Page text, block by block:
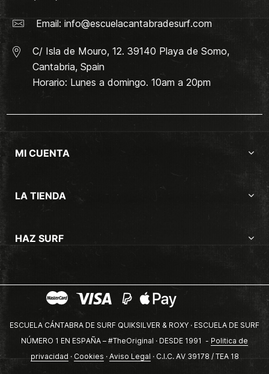
Email: info@escuelacantabradesurf.com
C/ Isla de Mouro, 12. 39140 Playa de Somo,
Cantabria, Spain
Horario: Lunes a domingo. 10am a 20pm
MI CUENTA
LA TIENDA
HAZ SURF
ESCUELA CÁNTABRA DE SURF QUIKSILVER & ROXY · ESCUELA DE SURF
NÚMERO 1 EN ESPAÑA – #TheOriginal · DESDE 1991 - Politica de
privacidad · Cookies · Aviso Legal · C.I.C. AV 39178 / TEA 18